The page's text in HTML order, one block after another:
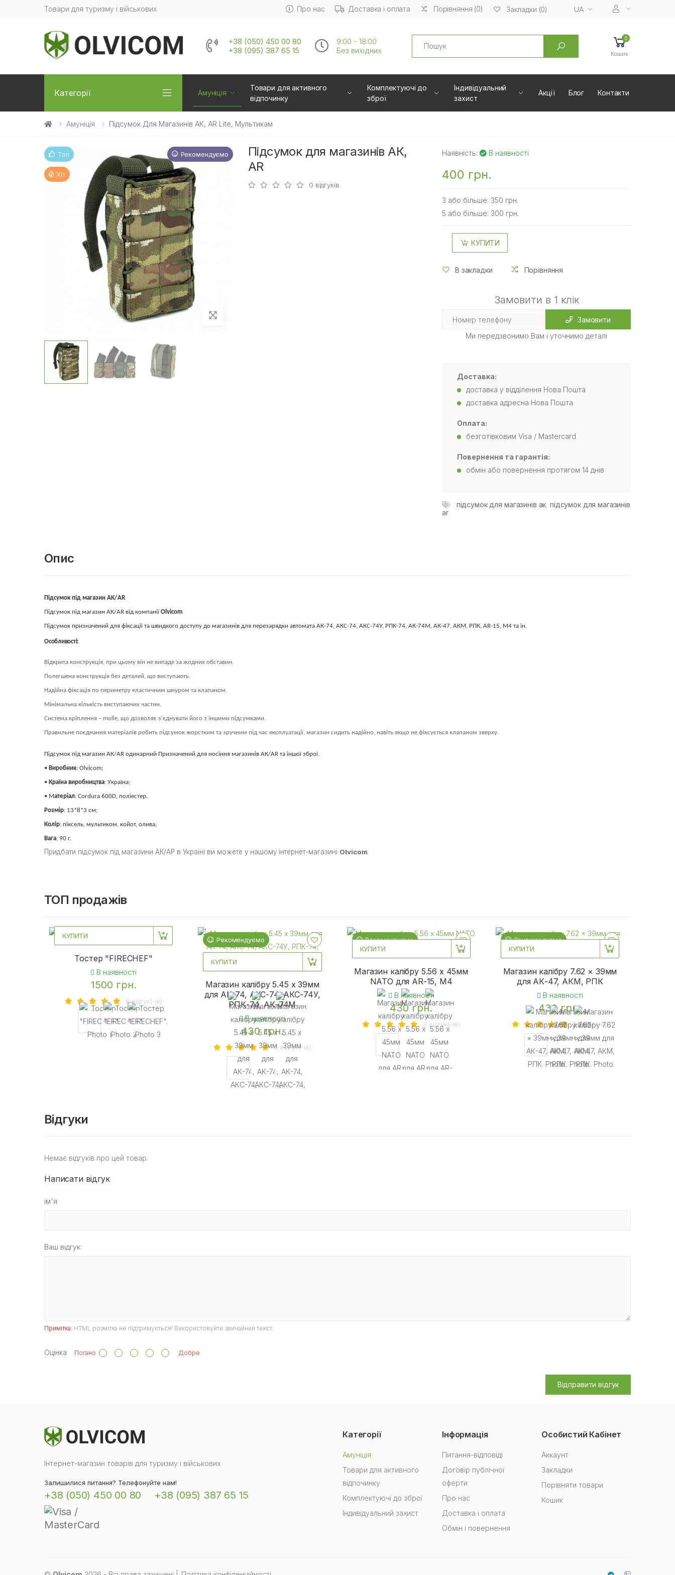
Товари для туризму і військових Про нас Доставка і оплата Порівняння (0) Закладки (0) UA
+38 (050) 450 00 80
+38 (095) 387 65 15
9:00 - 18:00
Без вихiдних
Search 0
Кошик
Категорії Амуніція
Товари для активного
відпочинку
Комплектуючі до
зброї
Індивідуальний
захист
Акції Блог Контакти
Амуніція Підсумок Для Магазинів АК, AR Lite, Мультикам
Топ
Хіт
Новинка
Рекомендуємо
Підсумок для магазинів АК,
AR
0 відгуків
Наявність: В наявності
400 грн.
3 або більше: 350 грн.
5 або більше: 300 грн.
КУПИТИ
В закладки Порівняння
Замовити в 1 клік
Замовити
Ми передзвонимо Вам і уточнимо деталі
Доставка:
доставка у відділення Нова Пошта
доставка адресна Нова Пошта
Оплата:
безготівковим Visa / Mastercard
Повернення та гарантія:
обмін або повернення протягом 14 днів
підсумок для магазинів ак, підсумок для магазинів
ar
Опис
Підсумок під магазин АК/AR
Підсумок під магазин АК/AR від компанії Olvicom
Підсумок призначений для фіксації та швидкого доступу до магазинів для перезарядки автомата АК-74, АКС-74, АКС-74У, РПК-74, АК-74М, АК-47, АКМ, РПК, AR-15, M4 та ін.
Особливості:
Відкрита конструкція, при цьому він не випаде за жодних обставин.
Полегшена конструкція без деталей, що виступають.
Надійна фіксація по периметру еластичним шнуром та клапаном.
Мінімальна кількість виступаючих частин.
Система кріплення – molle, що дозволяє з'єднувати його з іншими підсумками.
Правильне поєднання матеріалів робить підсумок жорстким та зручним під час експлуатації, магазин сидить надійно, навіть якщо не фіксується клапаном зверху.
Підсумок під магазин АК/AR одинарний Призначений для носіння магазинів АК/AR та іншої зброї.
• Виробник: Olvicom;
• Країна виробництва: Україна;
• Матеріал: Cordura 600D, поліестер.
Розмір: 13*8*3 см;
Колір: піксель, мультиком, койот, олива;
Вага: 90 г.
Придбати підсумок під магазини АК/АР в Україні ви можете у нашому інтернет-магазині Olvicom
ТОП продажів
Рекомендуємо
КУПИТИ
Тостер "FIRECHEF"
В наявності
1500 грн.
6 вiдгук(-iв)
Рекомендуємо
КУПИТИ
Магазин калібру 5.45 х 39мм
для АК-74, АКС-74, АКС-74У,
РПК-74, АК-74М
В наявності
430 грн.
5 вiдгук(-iв)
Рекомендуємо
КУПИТИ
Магазин калібру 5.56 х 45мм
NATO для AR-15, M4
В наявності
430 грн.
2 вiдгук(-iв)
Рекомендуємо
КУПИТИ
Магазин калібру 7.62 × 39мм
для АК-47, АКМ, РПК
В наявності
430 грн.
1 вiдгук(-iв)
Відгуки
Немає відгуків про цей товар.
Написати відгук
ім'я
Ваш відгук:
Примітка: HTML розмітка не підтримується! Використовуйте звичайний текст.
Оцінка Погано Добре
Відправити відгук
Інтернет-магазин товарів для туризму і військових
Залишилися питання? Телефонуйте нам!
+38 (050) 450 00 80 +38 (095) 387 65 15
Категорії
Амуніція
Товари для активного
відпочинку
Комплектуючі до зброї
Індивідуальний захист
Інформація
Питання-відповіді
Договір публічної
оферти
Про нас
Доставка і оплата
Обмін і повернення
Особистий Кабінет
Аккаунт
Закладки
Порівняти товари
Кошик